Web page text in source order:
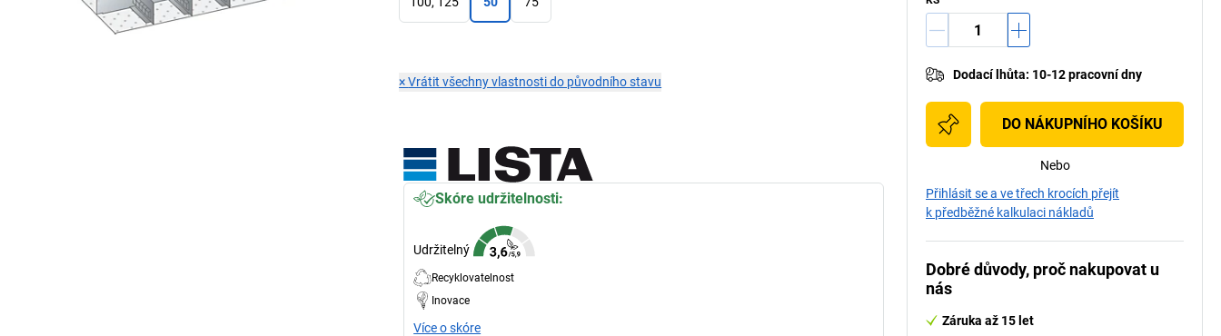
×Vrátit všechny vlastnosti do původního stavu
Skóre udržitelnosti:
Udržitelný
Recyklovatelnost
Inovace
Více o skóre
Dodací lhůta: 10-12 pracovní dny
DO NÁKUPNÍHO KOŠÍKU
Nebo
Přihlásit se a ve třech krocích přejít
k předběžné kalkulaci nákladů
Dobré důvody, proč nakupovat u
nás
Záruka až 15 let